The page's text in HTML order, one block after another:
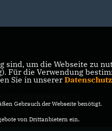
sind, um die Webseite zu
Für die Verwendung
Sie in unserer
Gebrauch der Webseite benötigt.
von Drittanbietern ein.